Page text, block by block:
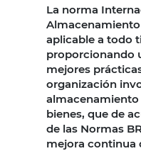
La norma
aplicable a todo
proporcionando
mejores
organización
bienes, que de
de las Normas
mejora continua